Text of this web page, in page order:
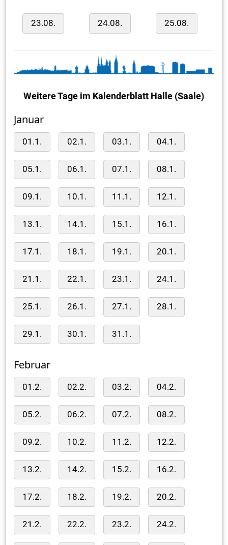
23.08. 24.08. 25.08.
Weitere Tage im Kalenderblatt Halle (Saale)
Januar
01.1. 02.1. 03.1. 04.1.
05.1. 06.1. 07.1. 08.1.
09.1. 10.1. 11.1. 12.1.
13.1. 14.1. 15.1. 16.1.
17.1. 18.1. 19.1. 20.1.
21.1. 22.1. 23.1. 24.1.
25.1. 26.1. 27.1. 28.1.
29.1. 30.1. 31.1.
Februar
01.2. 02.2. 03.2. 04.2.
05.2. 06.2. 07.2. 08.2.
09.2. 10.2. 11.2. 12.2.
13.2. 14.2. 15.2. 16.2.
17.2. 18.2. 19.2. 20.2.
21.2. 22.2. 23.2. 24.2.